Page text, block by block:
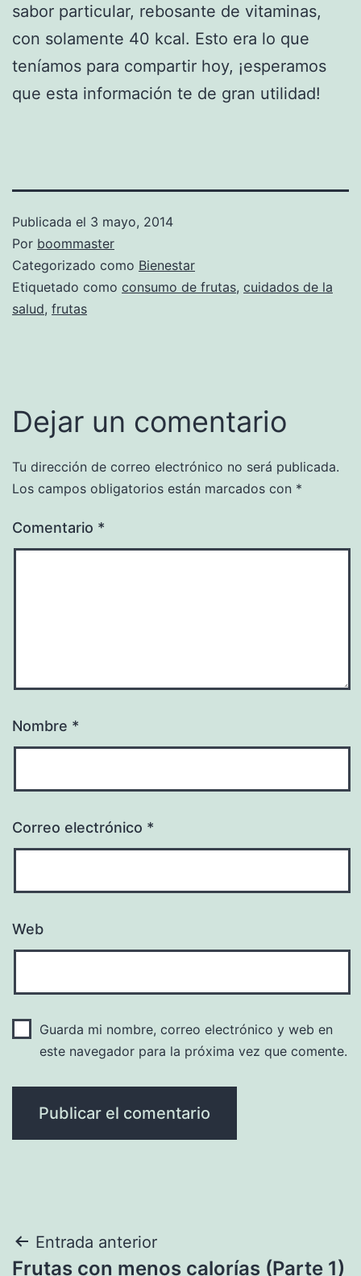
sabor particular, rebosante de vitaminas,
con solamente 40 kcal. Esto era lo que
teníamos para compartir hoy, ¡esperamos
que esta información te de gran utilidad!
Publicada el 3 mayo, 2014
Por boommaster
Categorizado como Bienestar
Etiquetado como consumo de frutas, cuidados de la
salud, frutas
Dejar un comentario
Tu dirección de correo electrónico no será publicada.
Los campos obligatorios están marcados con *
Comentario *
Nombre *
Correo electrónico *
Web
Guarda mi nombre, correo electrónico y web en
este navegador para la próxima vez que comente.
Navegación
Entrada anterior
Frutas con menos calorías (Parte 1)